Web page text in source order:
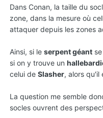
Dans Conan, la taille du
zone, dans la mesure où
attaquer depuis les zones
Ainsi, si le serpent géant
si on y trouve un
celui de Slasher, alors qu'il
La question me semble
socles ouvrent des